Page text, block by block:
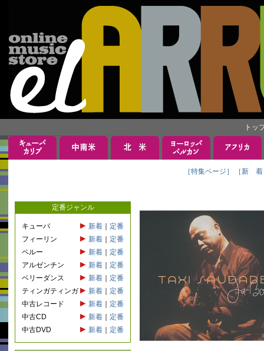
トッ
［特集ページ］ ［新 着
定番ジャンル
キューバ 新着
定番
フィーリン
新着
定番
ペルー
新着
定番
アルゼンチン
新着
定番
ベリーダンス
新着
定番
ティンガティンガ
新着
定番
中古レコード
新着
定番
中古CD
新着
定番
中古DVD
新着 定番